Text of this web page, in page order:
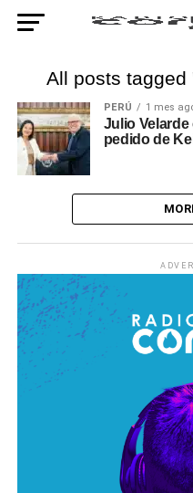
All posts
PERÚ 1 mes
Julio
pedido de